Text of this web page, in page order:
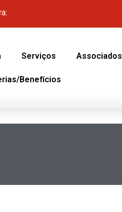
Serviços Associados
Benefícios